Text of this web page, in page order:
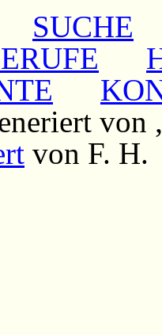
SUCHE
von
von F. H.